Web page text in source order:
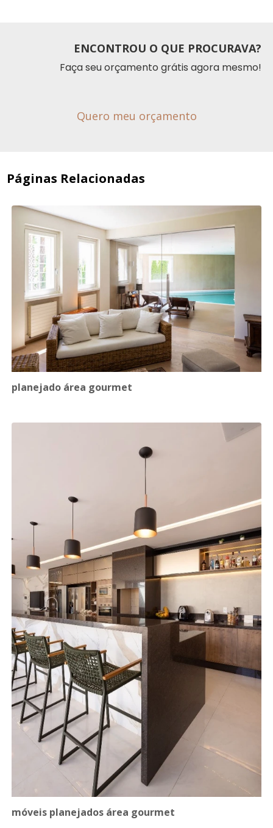
ENCONTROU O QUE PROCURAVA?
Faça seu orçamento grátis agora mesmo!
Quero meu orçamento
Páginas Relacionadas
planejado área gourmet
móveis planejados área gourmet